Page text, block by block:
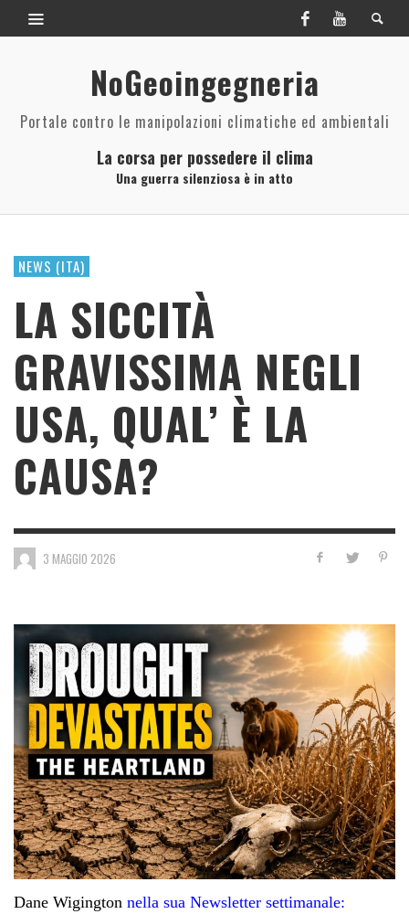
NoGeoingegneria
Portale contro le manipolazioni climatiche ed ambientali
La corsa per possedere il clima
Una guerra silenziosa è in atto
NEWS (ITA)
LA SICCITÀ
GRAVISSIMA NEGLI
USA, QUAL’ È LA
CAUSA?
3 MAGGIO 2026
Dane Wigington nella sua Newsletter settimanale: